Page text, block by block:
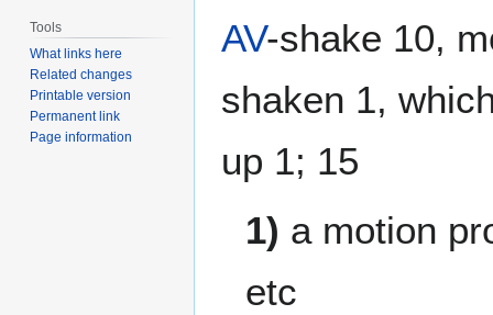
AV-shake 10,
shaken 1,
up 1; 15
1) a motion
etc
Tools
What links here
Related changes
Printable version
Permanent link
Page information